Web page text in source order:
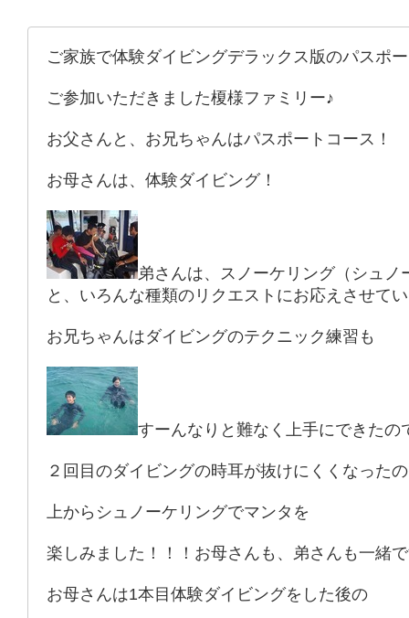
ご家族で体験ダイビングデラックス版のパスポ
ご参加いただきました榎様ファミリー♪
お父さんと、お兄ちゃんはパスポートコース！
お母さんは、体験ダイビング！
弟さんは、スノーケリング（シュノ
と、いろんな種類のリクエストにお応えさせて
お兄ちゃんはダイビングのテクニック練習も
すーんなりと難なく上手にできたの
２回目のダイビングの時耳が抜けにくくなった
上からシュノーケリングでマンタを
楽しみました！！！お母さんも、弟さんも一緒
お母さんは1本目体験ダイビングをした後の